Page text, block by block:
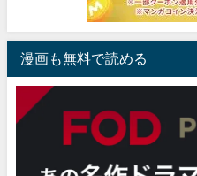
漫画も無料で読める